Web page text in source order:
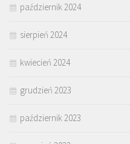
październik 2024
sierpień 2024
kwiecień 2024
grudzień 2023
październik 2023